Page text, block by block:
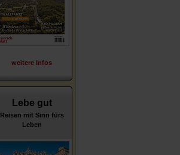
weitere Infos
Lebe gut
Reisen mit Sinn fürs
Leben